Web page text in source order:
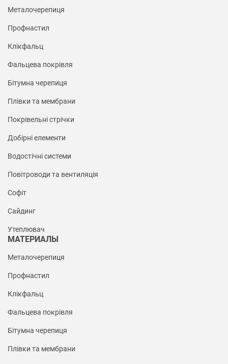
Металочерепиця
Профнастил
Клікфальц
Фальцева покрівля
Бітумна черепиця
Плівки та мембрани
Покрівельні стрічки
Добірні елементи
Водостічні системи
Повітроводи та вентиляція
Софіт
Сайдинг
Утеплювач
МАТЕРИАЛЫ
Металочерепиця
Профнастил
Клікфальц
Фальцева покрівля
Бітумна черепиця
Плівки та мембрани